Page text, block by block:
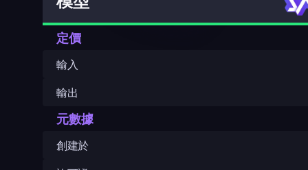
定價
輸入
輸出
元數據
創建於